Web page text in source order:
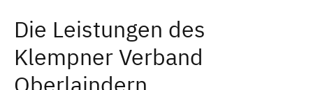
Die Leistungen des
Klempner Verband
Oberlaindern